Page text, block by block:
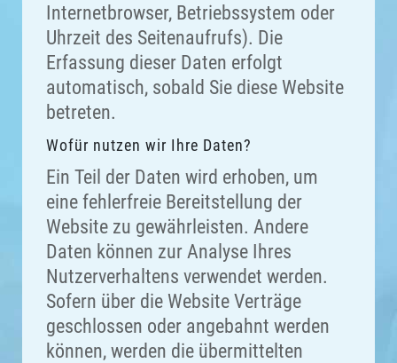
Internetbrowser, Betriebssystem oder
Uhrzeit des Seitenaufrufs). Die
Erfassung dieser Daten erfolgt
automatisch, sobald Sie diese Website
betreten.
Wofür nutzen wir Ihre Daten?
Ein Teil der Daten wird erhoben, um
eine fehlerfreie Bereitstellung der
Website zu gewährleisten. Andere
Daten können zur Analyse Ihres
Nutzerverhaltens verwendet werden.
Sofern über die Website Verträge
geschlossen oder angebahnt werden
können, werden die übermittelten